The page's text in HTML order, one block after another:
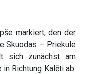
markiert, den der
Skuodas – Priekule
sich zunächst am
Richtung Kalēti ab.